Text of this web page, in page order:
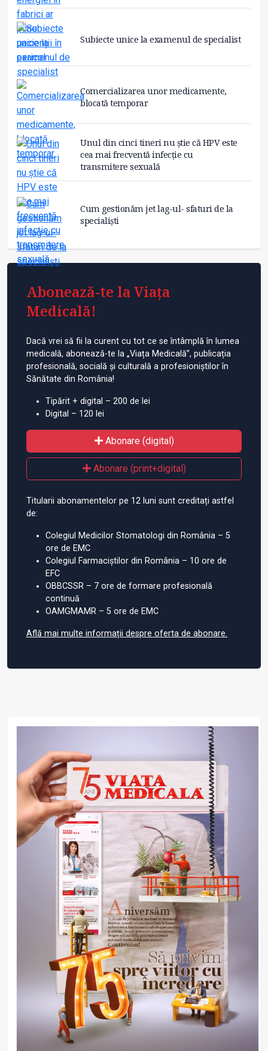
Subiecte unice la examenul de specialist
Comercializarea unor medicamente,
blocată temporar
Unul din cinci tineri nu știe că HPV este
cea mai frecventă infecție cu
transmitere sexuală
Cum gestionăm jet lag-ul- sfaturi de la
specialiști
Abonează-te la Viața
Medicală!
Dacă vrei să fii la curent cu tot ce se întâmplă în lumea
medicală, abonează-te la „Viața Medicală”, publicația
profesională, socială și culturală a profesioniștilor în
Sănătate din România!
Tipărit + digital – 200 de lei
Digital – 120 lei
Abonare (digital)
Abonare (print+digital)
Titularii abonamentelor pe 12 luni sunt creditați astfel
de:
Colegiul Medicilor Stomatologi din România – 5
ore de EMC
Colegiul Farmaciștilor din România – 10 ore de
EFC
OBBCSSR – 7 ore de formare profesională
continuă
OAMGMAMR – 5 ore de EMC
Află mai multe informații despre oferta de abonare.